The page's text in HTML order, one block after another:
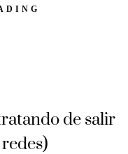
de salir